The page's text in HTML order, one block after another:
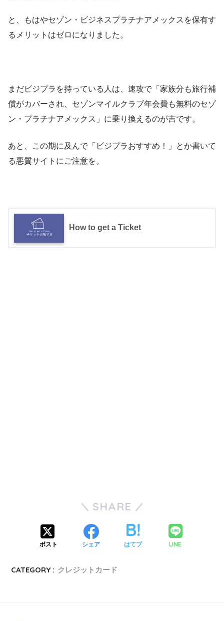
と、もはやセゾン・ビジネスプラチナアメックスを保有す
るメリットはゼロになりました。
まだビジプラを持っている人は、速攻で「家族分も旅行補
償がカバーされ、セゾンマイルクラブ年会費も無料のセゾ
ン・プラチナアメックス」に乗り換えるのが吉です。
あと、この期に及んで「ビジプラおすすめ！」とか書いて
る悪質サイトにご注意を。
How to get a Ticket
SHARE
ポスト シェア はてブ LINE
CATEGORY : クレジットカード